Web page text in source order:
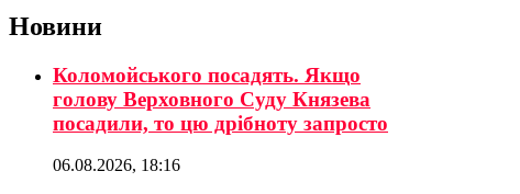
Новини
Коломойського посадять. Якщо
голову Верховного Суду Князева
посадили, то цю дрібноту запросто
06.08.2026, 18:16